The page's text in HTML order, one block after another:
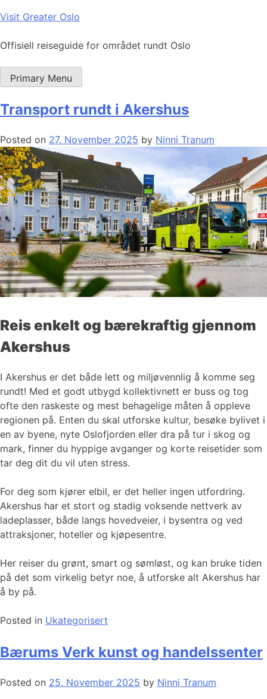
Skip
content
Visit Greater Oslo
Offisiell reiseguide for området rundt Oslo
Primary Menu
Transport rundt i Akershus
Posted on 27. November 2025 by Ninni Tranum
Reis enkelt og bærekraftig gjennom
Akershus
I Akershus er det både lett og miljøvennlig å komme seg
rundt! Med et godt utbygd kollektivnett er buss og tog
ofte den raskeste og mest behagelige måten å oppleve
regionen på. Enten du skal utforske kultur, besøke bylivet i
en av byene, nyte Oslofjorden eller dra på tur i skog og
mark, finner du hyppige avganger og korte reisetider som
tar deg dit du vil uten stress.
For deg som kjører elbil, er det heller ingen utfordring.
Akershus har et stort og stadig voksende nettverk av
ladeplasser, både langs hovedveier, i bysentra og ved
attraksjoner, hoteller og kjøpesentre.
Her reiser du grønt, smart og sømløst, og kan bruke tiden
på det som virkelig betyr noe, å utforske alt Akershus har
å by på.
Posted in Ukategorisert
Bærums Verk kunst og handelssenter
Posted on 25. November 2025 by Ninni Tranum